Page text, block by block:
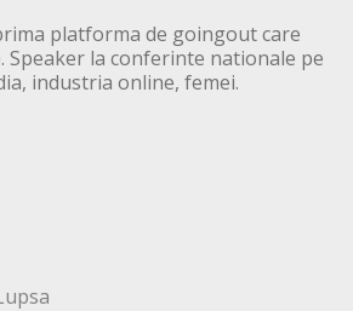
platforma de goingout care
Speaker la conferinte nationale pe
industria online, femei.